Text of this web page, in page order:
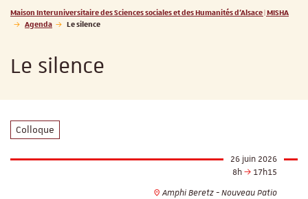
Vous êtes ici :
Maison Interuniversitaire des Sciences sociales et des Humanités d'Alsace | MISHA
Agenda
Le silence
Le silence
Colloque
26 juin 2026
8h
17h15
Amphi Beretz - Nouveau Patio